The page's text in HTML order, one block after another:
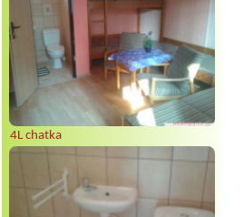
4L chatka